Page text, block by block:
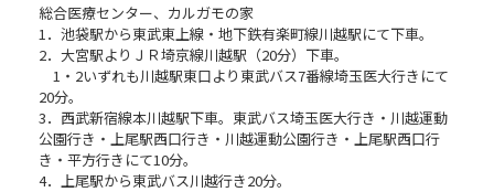
総合医療センター、カルガモの家
1．池袋駅から東武東上線・地下鉄有楽町線川越駅にて下車。
2．大宮駅よりＪＲ埼京線川越駅（20分）下車。
1・2いずれも川越駅東口より東武バス7番線埼玉医大行きにて
20分。
3．西武新宿線本川越駅下車。東武バス埼玉医大行き・川越運動
公園行き・上尾駅西口行き・川越運動公園行き・上尾駅西口行
き・平方行きにて10分。
4．上尾駅から東武バス川越行き20分。